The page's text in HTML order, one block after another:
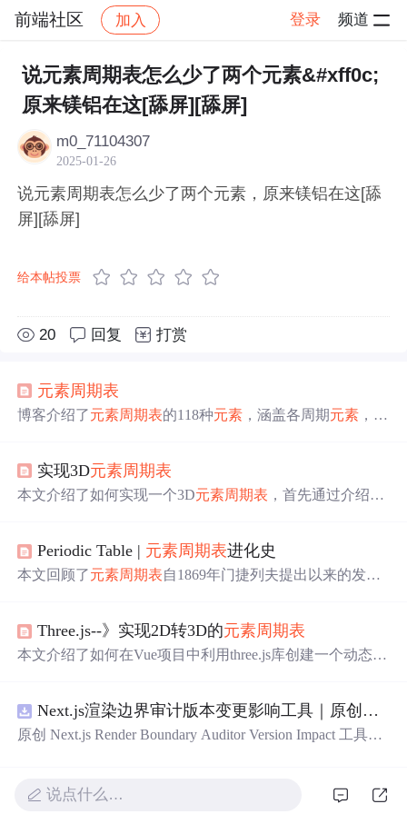
前端社区 加入 登录 频道
社区 前端社区 感慨 帖子详情
说元素周期表怎么少了两个元素&#xff0c;
原来镁铝在这[舔屏][舔屏]
m0_71104307
2025-01-26
说元素周期表怎么少了两个元素，原来镁铝在这[舔
屏][舔屏]
给本帖投票
20 回复 打赏
元素周期表
博客介绍了元素周期表的118种元素 ，涵盖各周期元素 ，如
分等。
实现3D元素周期表
本文介绍了如何实现一个3D元素周期表 ，首先通过介绍元
文件托管到GitHub仓库，并提供了完成后的查看链接。
Periodic Table | 元素周期表进化史
本文回顾了元素周期表自1869年门捷列夫提出以来的发展
演进的过程。文章还探讨了未来元素周期表可能的发展方
向，以及从历史中汲取的教训。
Three.js--》实现2D转3D的元素周期表
本文介绍了如何在Vue项目中利用three.js库创建一个动态的
换不同场景展示方式。,
Next.js渲染边界审计版本变更影响工具｜原创源码+测试+离线报告
原创 Next.js Render Boundary Auditor Version Impact 工具，
入约定、规则参数、结果结构和风险项，识别变更影响。
说点什么…